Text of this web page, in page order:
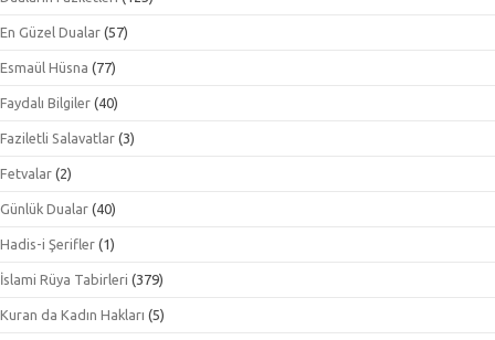
En Güzel Dualar (57)
Esmaül Hüsna (77)
Faydalı Bilgiler (40)
Faziletli Salavatlar (3)
Fetvalar (2)
Günlük Dualar (40)
Hadis-i Şerifler (1)
İslami Rüya Tabirleri (379)
Kuran da Kadın Hakları (5)